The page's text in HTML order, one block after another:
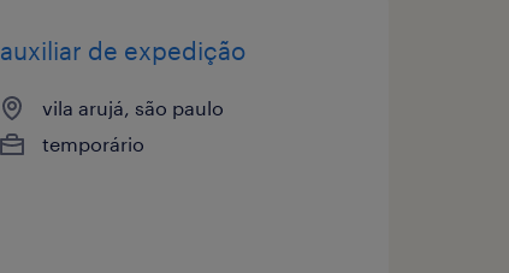
auxiliar de expedição
vila arujá, são paulo
temporário